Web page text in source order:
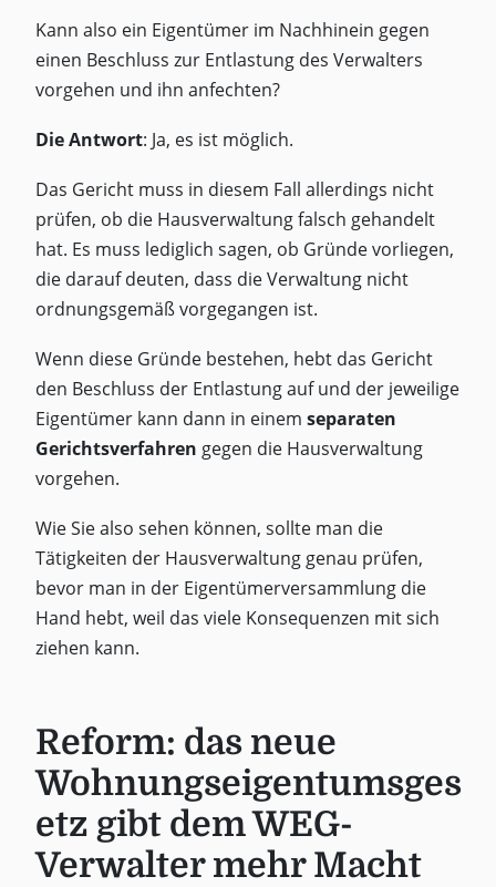
Kann also ein Eigentümer im Nachhinein gegen
einen Beschluss zur Entlastung des Verwalters
vorgehen und ihn anfechten?
Die Antwort: Ja, es ist möglich.
Das Gericht muss in diesem Fall allerdings nicht
prüfen, ob die Hausverwaltung falsch gehandelt
hat. Es muss lediglich sagen, ob Gründe vorliegen,
die darauf deuten, dass die Verwaltung nicht
ordnungsgemäß vorgegangen ist.
Wenn diese Gründe bestehen, hebt das Gericht
den Beschluss der Entlastung auf und der jeweilige
Eigentümer kann dann in einem separaten
Gerichtsverfahren gegen die Hausverwaltung
vorgehen.
Wie Sie also sehen können, sollte man die
Tätigkeiten der Hausverwaltung genau prüfen,
bevor man in der Eigentümerversammlung die
Hand hebt, weil das viele Konsequenzen mit sich
ziehen kann.
Reform: das neue
Wohnungseigentumsges
etz gibt dem WEG-
Verwalter mehr Macht